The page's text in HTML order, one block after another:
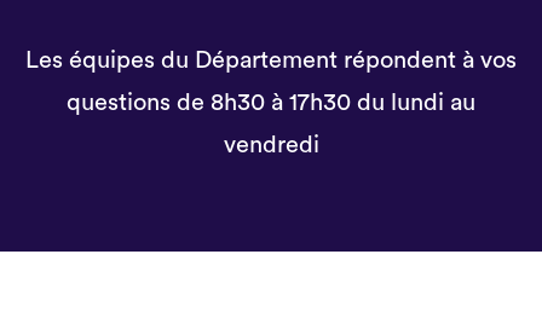
Les équipes du Département répondent à vos
questions de 8h30 à 17h30 du lundi au
vendredi